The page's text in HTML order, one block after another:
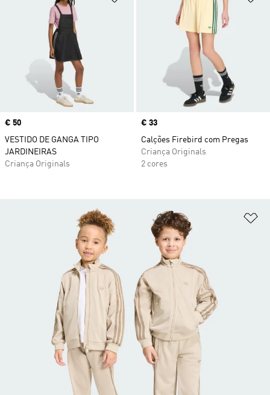
Price
€ 50
VESTIDO DE GANGA TIPO
JARDINEIRAS
Criança Originals
Price
€ 33
Calções Firebird com Pregas
Criança Originals
2 cores